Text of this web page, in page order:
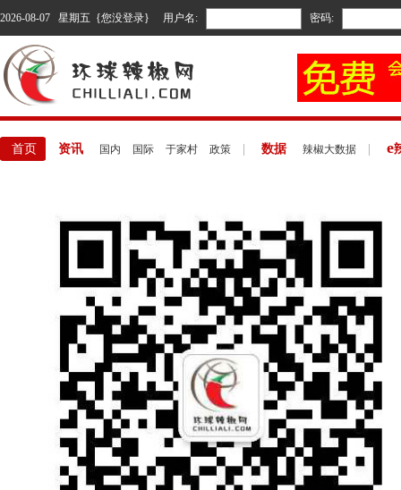
2026-08-07 星期五 {您没登录} 用户名: 密码:
首页 资讯 国内 国际 于家村 政策 数据 辣椒大数据 e